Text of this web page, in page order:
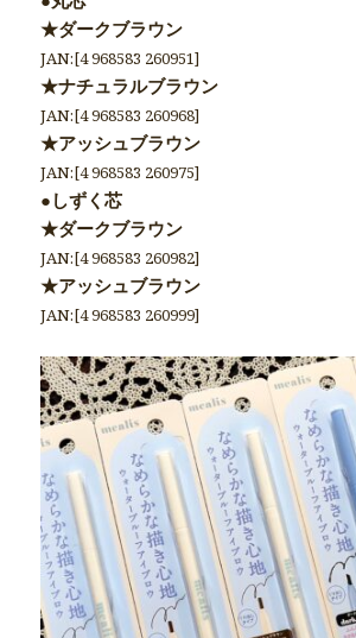
★ダークブラウン
JAN:[4 968583 260951]
★ナチュラルブラウン
JAN:[4 968583 260968]
★アッシュブラウン
JAN:[4 968583 260975]
●しずく芯
★ダークブラウン
JAN:[4 968583 260982]
★アッシュブラウン
JAN:[4 968583 260999]